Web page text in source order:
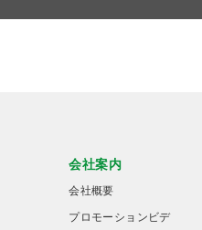
会社案内
会社概要
プロモーションビデ